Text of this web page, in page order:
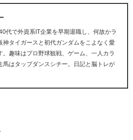
代で外資系IT企業を早期退職し、何故かラ
神タイガースと初代ガンダムをこよなく愛
。趣味はプロ野球観戦、ゲーム、一人カラ
馬はタップダンスシチー。日記と脳トレが